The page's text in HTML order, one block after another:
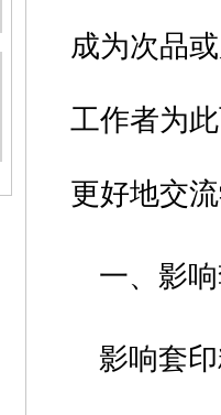
成为次品
工作者为
更好地交
一、影
影响套